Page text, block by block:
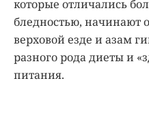
которые отличались
бледностью, начинают
верховой езде и азам
разного рода диеты и
питания.